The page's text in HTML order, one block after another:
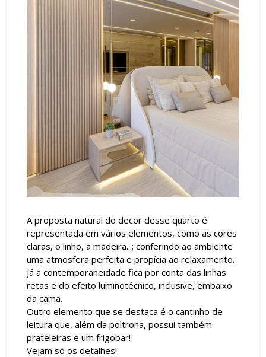
A proposta natural do decor desse quarto é
representada em vários elementos, como as cores
claras, o linho, a madeira...; conferindo ao ambiente
uma atmosfera perfeita e propícia ao relaxamento.
Já a contemporaneidade fica por conta das linhas
retas e do efeito luminotécnico, inclusive, embaixo
da cama.
Outro elemento que se destaca é o cantinho de
leitura que, além da poltrona, possui também
prateleiras e um frigobar!
Vejam só os detalhes!